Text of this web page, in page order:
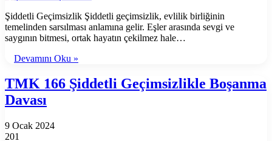
Şiddetli Geçimsizlik Şiddetli geçimsizlik, evlilik birliğinin
temelinden sarsılması anlamına gelir. Eşler arasında sevgi ve
saygının bitmesi, ortak hayatın çekilmez hale…
Devamını Oku »
TMK 166 Şiddetli Geçimsizlikle Boşanma
Davası
9 Ocak 2024
201